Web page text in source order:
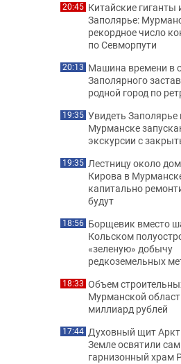
20:45 Китайские гиганты
Заполярье:
рекордное число
по Севморпути
20:13 Машина времени в
Заполярного
родной город по
19:35 Увидеть Заполярье
Мурманске
экскурсии с
19:35 Лестницу около
Кирова в
капитально
будут
18:56 Борщевик вместо
Кольском
«зеленую» добычу
редкоземельных
18:33 Объем
Мурманской
миллиард рублей
17:44 Духовный щит
Земле освятили
гарнизонный храм